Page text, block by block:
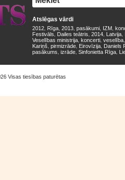
Atslēgas vārdi
2012 Rīga 2013 pasākumi IZM
Festivāls
Dailes teātris 2014 Latvija
Veselības ministrija koncerti veselība
Kariņš pirmizrāde Eirovīzija Daniels
pasākums izrāde Sinfonietta Rīga
Visas tiesības paturētas